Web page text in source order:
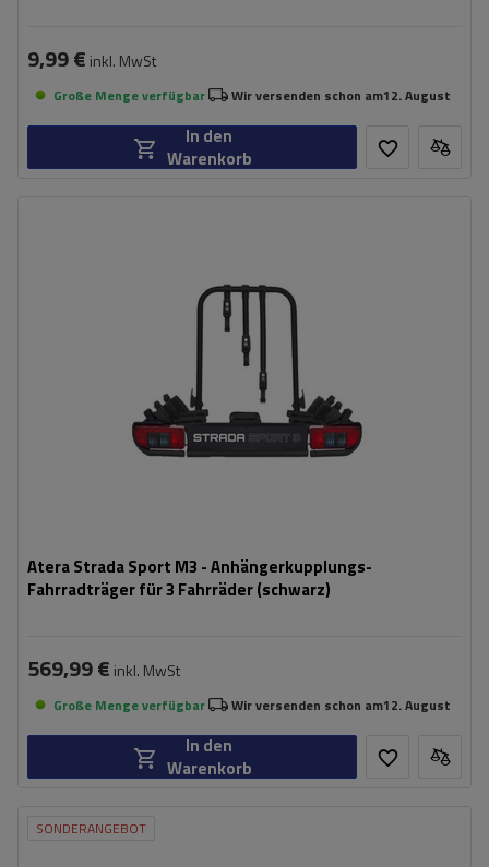
9,99 € inkl. MwSt
Große Menge verfügbar Wir versenden schon am12. August
In den
Warenkorb
Atera Strada Sport M3 - Anhängerkupplungs-
Fahrradträger für 3 Fahrräder (schwarz)
66,9 kg
1150 mm
Abstand zwischen den Fahrrädern:
180 mm
erweiterbar mit einem zusätzlichen Adapter für den Fahrradtransport
569,99 € inkl. MwSt
Große Menge verfügbar Wir versenden schon am12. August
In den
Warenkorb
SONDERANGEBOT